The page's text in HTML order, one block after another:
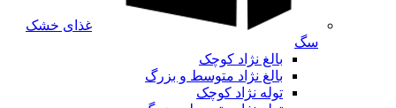
غذای خشک
سگ
بالغ نژاد کوچک
بالغ نژاد متوسط و بزرگ
توله نژاد کوچک